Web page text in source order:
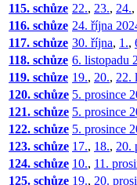
115. schůze 22., 23., 24.,
116. schůze 24. října
117. schůze 30. října, 1.,
118. schůze 6. listopadu
119. schůze 19., 20., 22.
120. schůze 5. prosince
121. schůze 5. prosince
122. schůze 5. prosince
123. schůze 17., 18., 20.
124. schůze 10., 11.
125. schůze 19., 20.